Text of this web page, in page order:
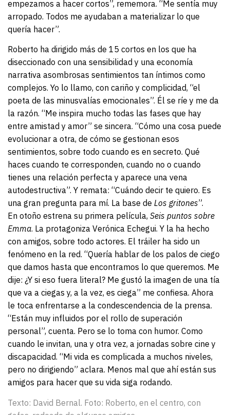
empezamos a hacer cortos”, rememora. “Me sentía muy
arropado. Todos me ayudaban a materializar lo que
quería hacer”.
Roberto ha dirigido más de 15 cortos en los que ha
diseccionado con una sensibilidad y una economía
narrativa asombrosas sentimientos tan íntimos como
complejos. Yo lo llamo, con cariño y complicidad, “el
poeta de las minusvalías emocionales”. Él se ríe y me da
la razón. “Me inspira mucho todas las fases que hay
entre amistad y amor” se sincera. “Cómo una cosa puede
evolucionar a otra, de cómo se gestionan esos
sentimientos, sobre todo cuando es en secreto. Qué
haces cuando te corresponden, cuando no o cuando
tienes una relación perfecta y aparece una vena
autodestructiva”. Y remata: “Cuándo decir te quiero. Es
una gran pregunta para mí. La base de Los gritones”.
En otoño estrena su primera película, Seis puntos sobre
Emma. La protagoniza Verónica Echegui. Y la ha hecho
con amigos, sobre todo actores. El tráiler ha sido un
fenómeno en la red. “Quería hablar de los palos de ciego
que damos hasta que encontramos lo que queremos. Me
dije: ¿Y si eso fuera literal? Me gustó la imagen de una tía
que va a ciegas y, a la vez, es ciega” me confiesa. Ahora
le toca enfrentarse a la condescendencia de la prensa.
“Están muy influidos por el rollo de superación
personal”, cuenta. Pero se lo toma con humor. Como
cuando le invitan, una y otra vez, a jornadas sobre cine y
discapacidad. “Mi vida es complicada a muchos niveles,
pero no dirigiendo” aclara. Menos mal que ahí están sus
amigos para hacer que su vida siga rodando.
Texto: David Bernal. Foto: Roberto, en el centro, con